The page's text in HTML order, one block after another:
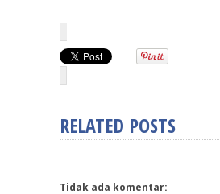
RELATED POSTS
Tidak ada komentar: